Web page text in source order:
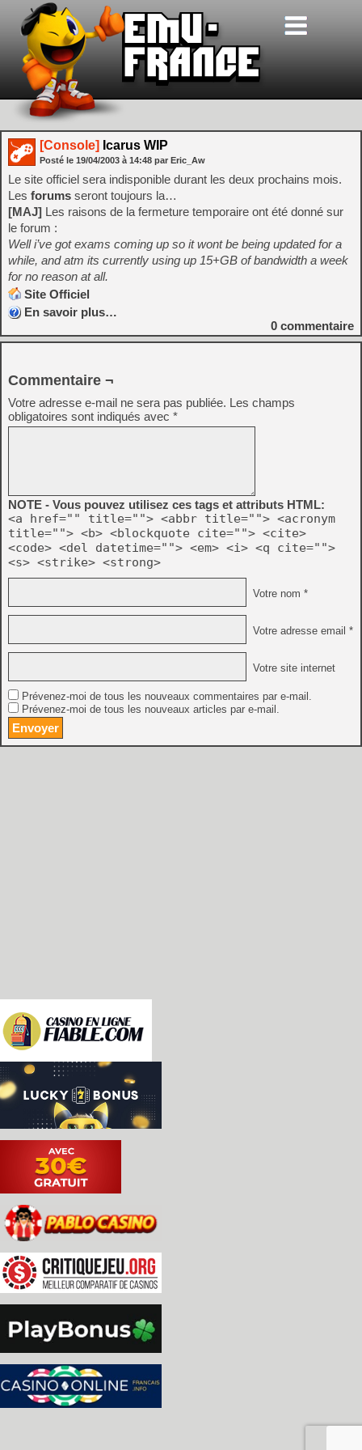
[Console] Icarus WIP
Posté le 19/04/2003 à 14:48 par Eric_Aw
Le site officiel sera indisponible durant les deux prochains mois.
Les forums seront toujours la…
[MAJ] Les raisons de la fermeture temporaire ont été donné sur
le forum :
Well i’ve got exams coming up so it wont be being updated for a
while, and atm its currently using up 15+GB of bandwidth a week
for no reason at all.
Site Officiel
En savoir plus…
0 commentaire
Commentaire ¬
Votre adresse e-mail ne sera pas publiée. Les champs
obligatoires sont indiqués avec *
NOTE - Vous pouvez utilisez ces tags et attributs HTML:
<a href="" title=""> <abbr title=""> <acronym
title=""> <b> <blockquote cite=""> <cite>
<code> <del datetime=""> <em> <i> <q cite="">
<s> <strike> <strong>
Votre nom *
Votre adresse email *
Votre site internet
Prévenez-moi de tous les nouveaux commentaires par e-mail.
Prévenez-moi de tous les nouveaux articles par e-mail.